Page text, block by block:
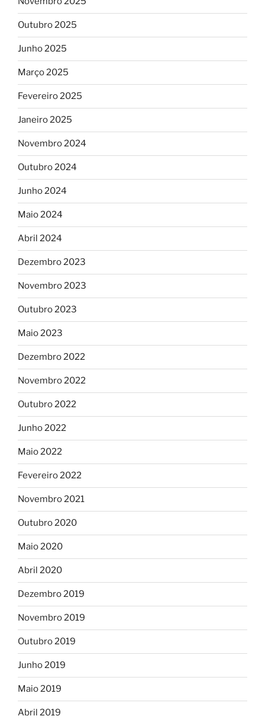
Outubro 2025
Junho 2025
Março 2025
Fevereiro 2025
Janeiro 2025
Novembro 2024
Outubro 2024
Junho 2024
Maio 2024
Abril 2024
Dezembro 2023
Novembro 2023
Outubro 2023
Maio 2023
Dezembro 2022
Novembro 2022
Outubro 2022
Junho 2022
Maio 2022
Fevereiro 2022
Novembro 2021
Outubro 2020
Maio 2020
Abril 2020
Dezembro 2019
Novembro 2019
Outubro 2019
Junho 2019
Maio 2019
Abril 2019